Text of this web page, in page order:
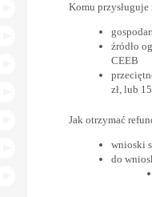
Komu
źródło
CEEB
zł, lub
Jak otrzymać
wnioski
do